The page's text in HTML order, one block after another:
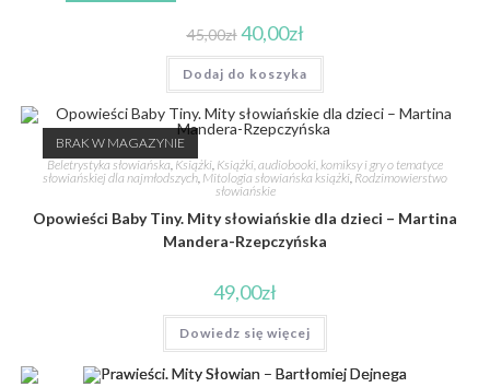
45,00zł 40,00zł
Dodaj do koszyka
BRAK W MAGAZYNIE
Beletrystyka słowiańska, Książki, Książki, audiobooki, komiksy i gry o tematyce
słowiańskiej dla najmłodszych, Mitologia słowiańska książki, Rodzimowierstwo
słowiańskie
Opowieści Baby Tiny. Mity słowiańskie dla dzieci – Martina
Mandera-Rzepczyńska
49,00zł
Dowiedz się więcej